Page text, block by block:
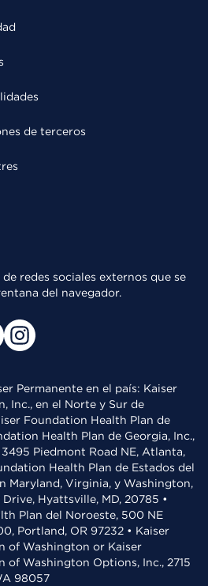
de terceros
redes sociales externos que se
del navegador.
Permanente en el país: Kaiser
Inc., en el Norte y Sur de
Foundation Health Plan de
Health Plan de Georgia, Inc.,
Piedmont Road NE, Atlanta,
Health Plan de Estados del
Maryland, Virginia, y Washington,
Hyattsville, MD, 20785 •
Plan del Noroeste, 500 NE
Portland, OR 97232 • Kaiser
of Washington or Kaiser
of Washington Options, Inc., 2715
98057